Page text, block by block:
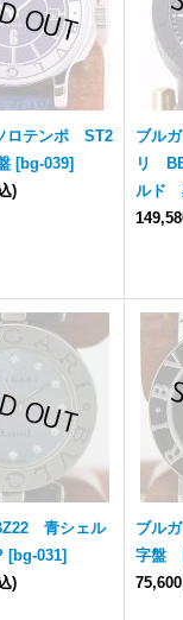
ロテンポ ST2
[bg-039]
)
ブル
リ
ルド
青シェル
[bg-031]
)
ブル
字盤